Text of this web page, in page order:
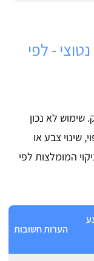
- לפי
שימוש לא נכון
שינוי צבע או
המומלצות לפי
הערות חשובות